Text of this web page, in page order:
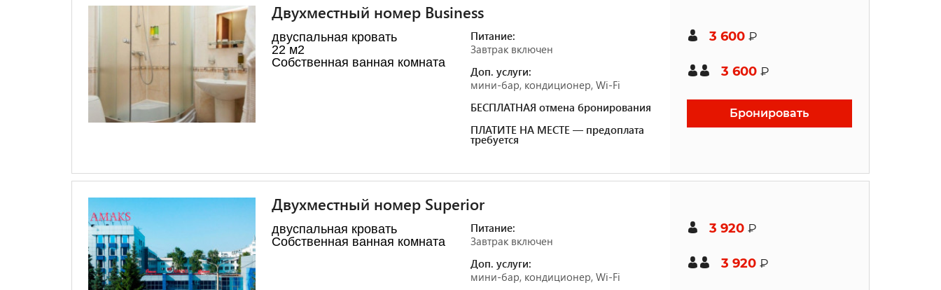
Двухместный номер Business
двуспальная кровать
22 м2
Собственная ванная комната
Питание:
Завтрак включен
Доп. услуги:
мини-бар, кондиционер, Wi-Fi
БЕСПЛАТНАЯ отмена бронирования
ПЛАТИТЕ НА МЕСТЕ — предоплата
требуется
3 600 ₽
3 600 ₽
Бронировать
Двухместный номер Superior
двуспальная кровать
Собственная ванная комната
Питание:
Завтрак включен
Доп. услуги:
мини-бар, кондиционер, Wi-Fi
3 920 ₽
3 920 ₽